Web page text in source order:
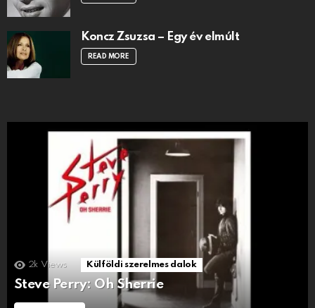
Koncz Zsuzsa – Egy év elmúlt
READ MORE
2k Views Külföldi szerelmes dalok
Steve Perry: Oh Sherrie